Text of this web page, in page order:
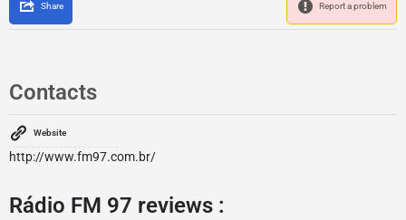
Share Report a problem
Contacts
Website
http://www.fm97.com.br/
Rádio FM 97 reviews :